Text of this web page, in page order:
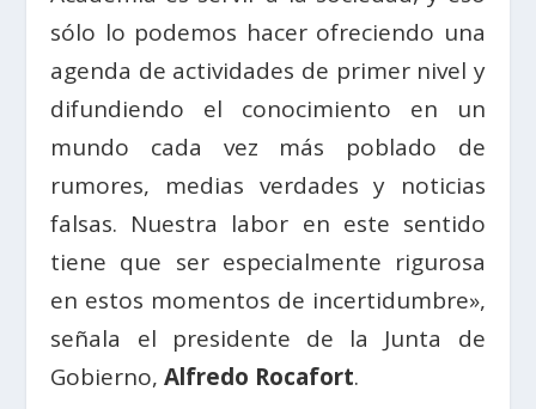
sólo lo podemos hacer ofreciendo una
agenda de actividades de primer nivel y
difundiendo el conocimiento en un
mundo cada vez más poblado de
rumores, medias verdades y noticias
falsas. Nuestra labor en este sentido
tiene que ser especialmente rigurosa
en estos momentos de incertidumbre»,
señala el presidente de la Junta de
Gobierno,Alfredo Rocafort.